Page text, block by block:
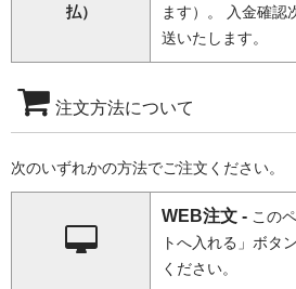
払）
ます）。 入金確認
送いたします。
注文方法について
次のいずれかの方法でご注文ください。
WEB注文 - この
トへ入れる」ボタ
ください。